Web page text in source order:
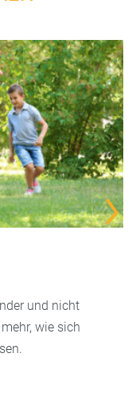
und nicht
wie sich